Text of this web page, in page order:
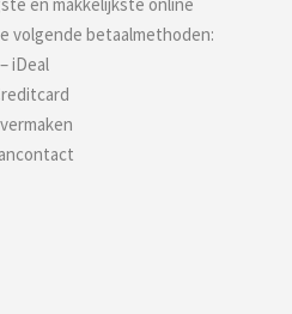
volgende betaalmethoden:
– iDeal